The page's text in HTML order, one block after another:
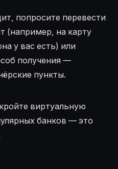
попросите перевести
(например, на карту
у вас есть) или
получения —
пункты.
виртуальную
банков — это